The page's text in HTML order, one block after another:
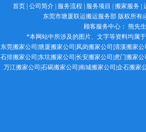
首页 公司简介 服务流程 服务项目 搬家服务
东莞市塘厦联运搬运服务部 版权所有
顾客服务中心： 熊先
*本网站中所涉及的图片、文字等资料均属
东莞搬家公司 塘厦搬家公司 凤岗搬家公司 清溪搬家公
石排搬家公司|东坑搬家公司|长安搬家公司|虎门搬家
万江搬家公司|石碣搬家公司|南城搬家公司|企石搬家